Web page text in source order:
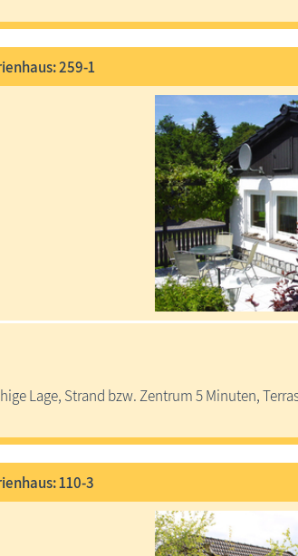
259-1
Lage, Strand bzw. Zentrum 5 Minuten,
110-3